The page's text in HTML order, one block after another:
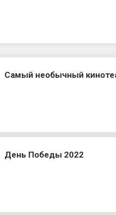
Самый необычный
День Победы 2022